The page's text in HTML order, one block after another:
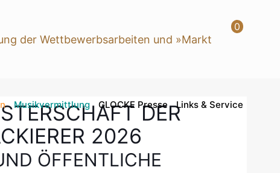
0
Musikvermittlung GLOCKE Presse Links & Service
DER
2026
ÖFFENTLICHE